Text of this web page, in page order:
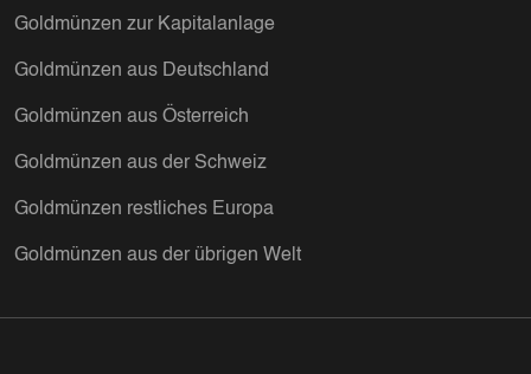
Goldmünzen zur Kapitalanlage
Goldmünzen aus Deutschland
Goldmünzen aus Österreich
Goldmünzen aus der Schweiz
Goldmünzen restliches Europa
Goldmünzen aus der übrigen Welt